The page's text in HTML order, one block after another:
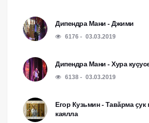
Дипендра Мани - Джими
6176 03.03.2019
Дипендра Мани - Хура
6138 03.03.2019
Егор Кузьмин - Тавӑрма ҫук
каялла